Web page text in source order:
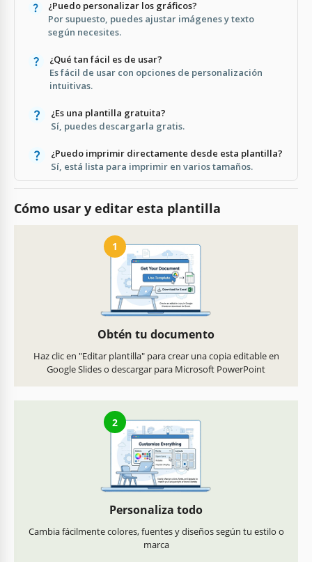
¿Puedo personalizar los gráficos?
Por supuesto, puedes ajustar imágenes y texto
según necesites.
¿Qué tan fácil es de usar?
Es fácil de usar con opciones de personalización
intuitivas.
¿Es una plantilla gratuita?
Sí, puedes descargarla gratis.
¿Puedo imprimir directamente desde esta plantilla?
Sí, está lista para imprimir en varios tamaños.
Cómo usar y editar esta plantilla
1
Obtén tu documento
Haz clic en "Editar plantilla" para crear una copia editable en
Google Slides o descargar para Microsoft PowerPoint
2
Personaliza todo
Cambia fácilmente colores, fuentes y diseños según tu estilo o
marca